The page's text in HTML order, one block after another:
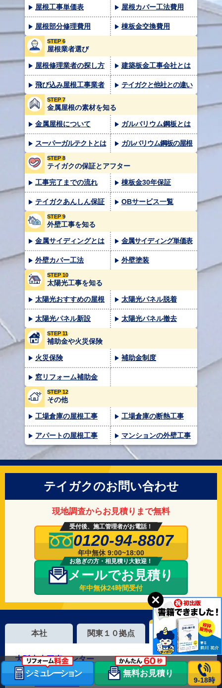
屋根工事単価表 屋根カバー工法費用
屋根部分修理費用 棟板金交換費用
STEP 6
屋根業者選び
屋根修理業者の探し方 建築板金工事会社とは
飛び込み屋根工事業者 テイガクと他社との違い
STEP 7
金属屋根の素材を知る
金属屋根について ガルバリウム鋼板とは
スーパーガルテクトとは ガルバリウム鋼板の屋根
STEP 8
テイガクの保証とアフター
工事完了までの流れ 棟板金30年保証
テイガクあんしん保証 OBサービス一覧
STEP 9
外壁工事を知る
金属サイディングとは 金属サイディング単価表
外壁カバー工法 外壁塗装
STEP 10
太陽光工事を知る
太陽光おすすめの屋根 太陽光パネル脱着
太陽光パネル新設 太陽光パネル撤去
STEP 11
補助金や火災保険
火災保険 補助金制度
窓リフォーム補助金
STEP 12
その他
工場倉庫の屋根工事 工場倉庫の断熱工事
アパートの屋根工事 マンションの外壁工事
テイガクのお問い合わせ
現地調査からお見積りまで無料
受付後、施工管理者がお電話！
0120-94-8807
年中無休 9:00~18:00
お急ぎの方・相見積り大歓迎！
メールでお見積り
年中無休24時間受付
本社 関東１０拠点 関西４拠点
大阪中央工事センター
大阪府堺市堺区八千代通4-13
TEL：072-275-7246
シミュレーション 無料お見積り
9-18時